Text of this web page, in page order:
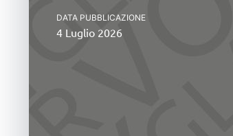
DATA PUBBLICAZIONE
4 Luglio 2026